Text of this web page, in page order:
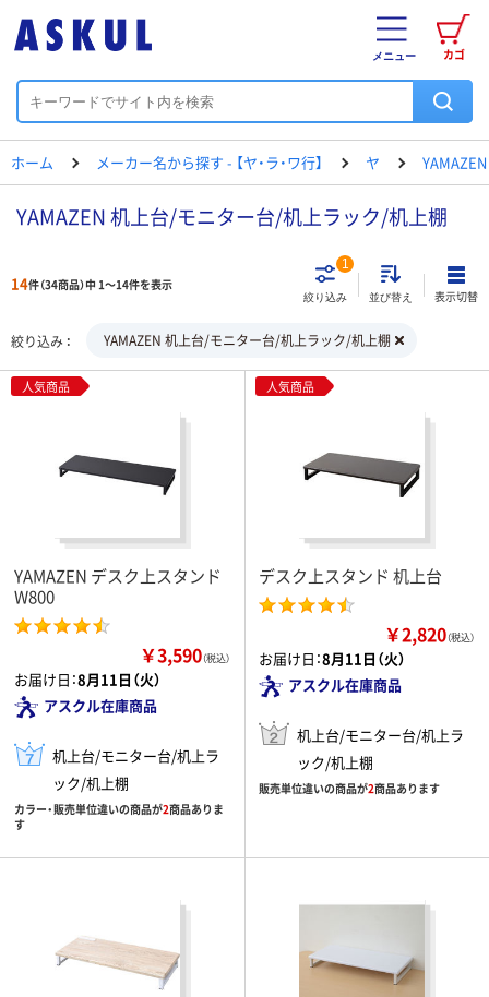
カゴ
メニュー
ホーム メーカー名から探す - 【ヤ・ラ・ワ行】 ヤ YAMAZEN
YAMAZEN 机上台/モニター台/机上ラック/机上棚
14件（34商品）中 1～14件を表示
絞り込み
1
並び替え 表示切替
絞り込み YAMAZEN 机上台/モニター台/机上ラック/机上棚
人気商品
YAMAZEN デスク上スタンド
W800
￥3,590（税込）
お届け日：8月11日（火）
アスクル在庫商品
机上台/モニター台/机上ラ
ック/机上棚
カラー・販売単位違いの商品が2商品ありま
す
人気商品
デスク上スタンド 机上台
￥2,820（税込）
お届け日：8月11日（火）
アスクル在庫商品
机上台/モニター台/机上ラ
ック/机上棚
販売単位違いの商品が2商品あります